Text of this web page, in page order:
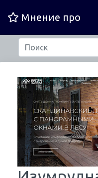
Мнение про